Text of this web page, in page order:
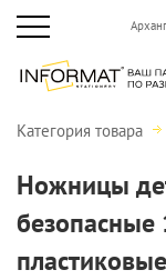
Категория товара
Ножницы